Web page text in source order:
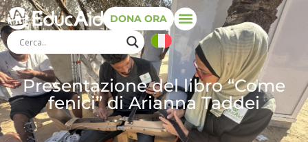
DONA ORA
Presentazione del libro “Come
fenici” di Arianna Taddei